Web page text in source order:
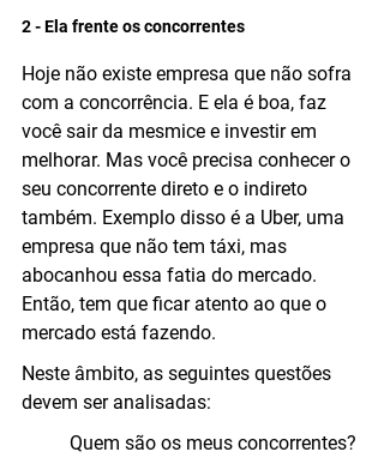
2 - Ela frente os concorrentes
Hoje não existe empresa que não sofra
com a concorrência. E ela é boa, faz
você sair da mesmice e investir em
melhorar. Mas você precisa conhecer o
seu concorrente direto e o indireto
também. Exemplo disso é a Uber, uma
empresa que não tem táxi, mas
abocanhou essa fatia do mercado.
Então, tem que ficar atento ao que o
mercado está fazendo.
Neste âmbito, as seguintes questões
devem ser analisadas:
	Quem são os meus concorrentes?